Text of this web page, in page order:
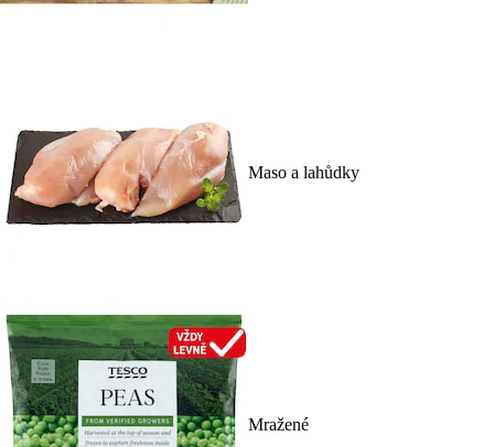
Maso a lahůdky
Mražené